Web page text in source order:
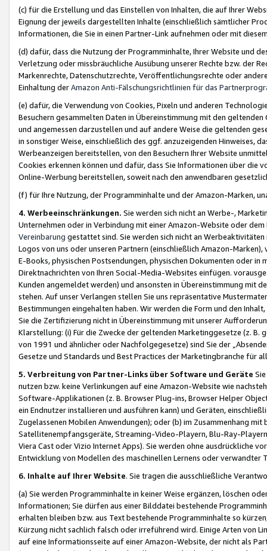
(c) für die Erstellung und das Einstellen von Inhalten, die auf Ihrer
Eignung der jeweils dargestellten Inhalte (einschließlich sämtlicher
Informationen, die Sie in einen Partner-Link aufnehmen oder mit
(d) dafür, dass die Nutzung der Programminhalte, Ihrer Website und
Verletzung oder missbräuchliche Ausübung unserer Rechte bzw. der
Markenrechte, Datenschutzrechte, Veröffentlichungsrechte oder
Einhaltung derAmazon Anti-Fälschungsrichtlinien für das
(e) dafür, die Verwendung von Cookies, Pixeln und anderen
Besuchern gesammelten Daten in Übereinstimmung mit den
und angemessen darzustellen und auf andere Weise die geltenden
in sonstiger Weise, einschließlich des ggf. anzuzeigenden Hinweises,
Werbeanzeigen bereitstellen, von den Besuchern Ihrer Website
Cookies erkennen können und dafür, dass Sie Informationen über die
Online-Werbung bereitstellen, soweit nach den anwendbaren
(f) für Ihre Nutzung, der Programminhalte und der Amazon-Marken,
4. Werbeeinschränkungen. Sie werden sich nicht an Werbe-,
Unternehmen oder in Verbindung mit einer Amazon-Website oder
Vereinbarung gestattet sind. Sie werden sich nicht an
Logos von uns oder unseren Partnern (einschließlich Amazon-
E-Books, physischen Postsendungen, physischen Dokumenten oder in
Direktnachrichten von Ihren Social-Media-Websites einfügen.
Kunden angemeldet werden) und ansonsten in Übereinstimmung mit
stehen. Auf unser Verlangen stellen Sie uns repräsentative
Bestimmungen eingehalten haben. Wir werden die Form und den
Sie die Zertifizierung nicht in Übereinstimmung mit unserer
Klarstellung: (i) Für die Zwecke der geltenden Marketinggesetze (z. B.
von 1991 und ähnlicher oder Nachfolgegesetze) sind Sie der
Gesetze und Standards und Best Practices der Marketingbranche für
5. Verbreitung von Partner-Links über Software und Geräte
nutzen bzw. keine Verlinkungen auf eine Amazon-Website wie
Software-Applikationen (z. B. Browser Plug-ins, Browser Helper
ein Endnutzer installieren und ausführen kann) und Geräten,
Zugelassenen Mobilen Anwendungen); oder (b) im Zusammenhang
Satellitenempfangsgeräte, Streaming-Video-Playern, Blu-Ray-
Viera Cast oder Vizio Internet Apps). Sie werden ohne ausdrückliche
Entwicklung von Modellen des maschinellen Lernens oder
6. Inhalte auf Ihrer Website. Sie tragen die ausschließliche
(a) Sie werden Programminhalte in keiner Weise ergänzen, löschen
Informationen; Sie dürfen aus einer Bilddatei bestehende
erhalten bleiben bzw. aus Text bestehende Programminhalte so
Kürzung nicht sachlich falsch oder irreführend wird. Einige Arten von
auf eine Informationsseite auf einer Amazon-Website, der nicht als